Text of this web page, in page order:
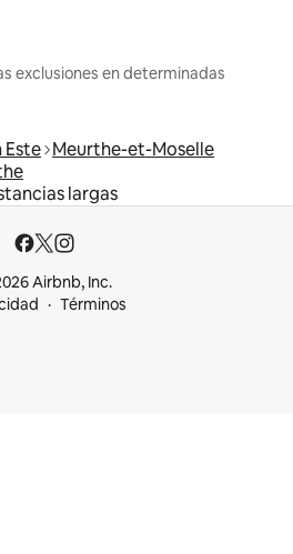
exclusiones en determinadas
Este Meurthe-et-Moselle
largas
Airbnb, Inc.
Términos